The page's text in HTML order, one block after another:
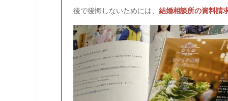
後で後悔しないためには、 結婚相談所の資料請